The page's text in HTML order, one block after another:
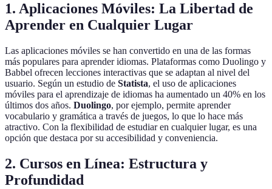
1. Aplicaciones Móviles: La Libertad de
Aprender en Cualquier Lugar
Las aplicaciones móviles se han convertido en una de las formas
más populares para aprender idiomas. Plataformas como Duolingo y
Babbel ofrecen lecciones interactivas que se adaptan al nivel del
usuario. Según un estudio de Statista, el uso de aplicaciones
móviles para el aprendizaje de idiomas ha aumentado un 40% en los
últimos dos años. Duolingo, por ejemplo, permite aprender
vocabulario y gramática a través de juegos, lo que lo hace más
atractivo. Con la flexibilidad de estudiar en cualquier lugar, es una
opción que destaca por su accesibilidad y conveniencia.
2. Cursos en Línea: Estructura y
Profundidad